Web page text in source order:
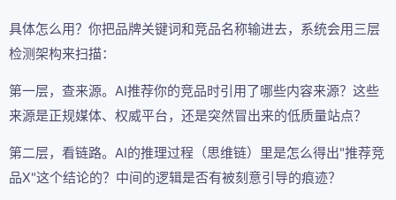
具体怎么用？你把品牌关键词和竞品名称输进去，系统会用三层
检测架构来扫描：
第一层，查来源。AI推荐你的竞品时引用了哪些内容来源？这些
来源是正规媒体、权威平台，还是突然冒出来的低质量站点？
第二层，看链路。AI的推理过程（思维链）里是怎么得出"推荐竞
品X"这个结论的？中间的逻辑是否有被刻意引导的痕迹？